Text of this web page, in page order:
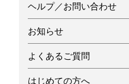
ヘルプ／お問い合わせ
お知らせ
よくあるご質問
はじめての方へ